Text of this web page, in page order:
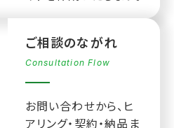
ご相談のながれ
Consultation Flow
お問い合わせから、ヒ
アリング・契約・納品ま